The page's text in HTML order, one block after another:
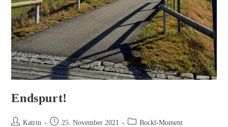
Endspurt!
Katrin 25. November 2021 Bockl-Moment